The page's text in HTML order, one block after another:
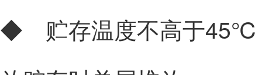
◆ 贮存温度不高于45℃